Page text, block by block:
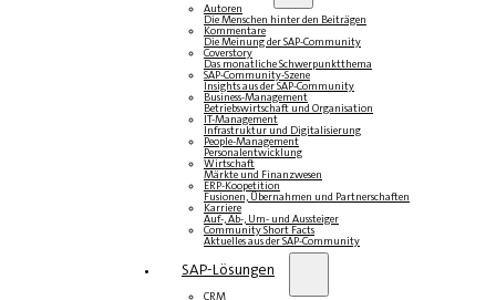
Autoren
Die Menschen hinter den Beiträgen
Kommentare
Die Meinung der SAP-Community
Coverstory
Das monatliche Schwerpunktthema
SAP-Community-Szene
Insights aus der SAP-Community
Business-Management
Betriebswirtschaft und Organisation
IT-Management
Infrastruktur und Digitalisierung
People-Management
Personalentwicklung
Wirtschaft
Märkte und Finanzwesen
ERP-Koopetition
Fusionen, Übernahmen und Partnerschaften
Karriere
Auf-, Ab-, Um- und Aussteiger
Community Short Facts
Aktuelles aus der SAP-Community
SAP-Lösungen
CRM